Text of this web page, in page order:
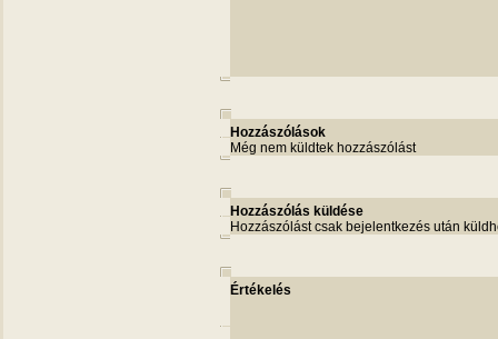
Hozzászólások
Még nem küldtek hozzászólást
Hozzászólás küldése
Hozzászólást csak bejelentkezés után
Értékelés